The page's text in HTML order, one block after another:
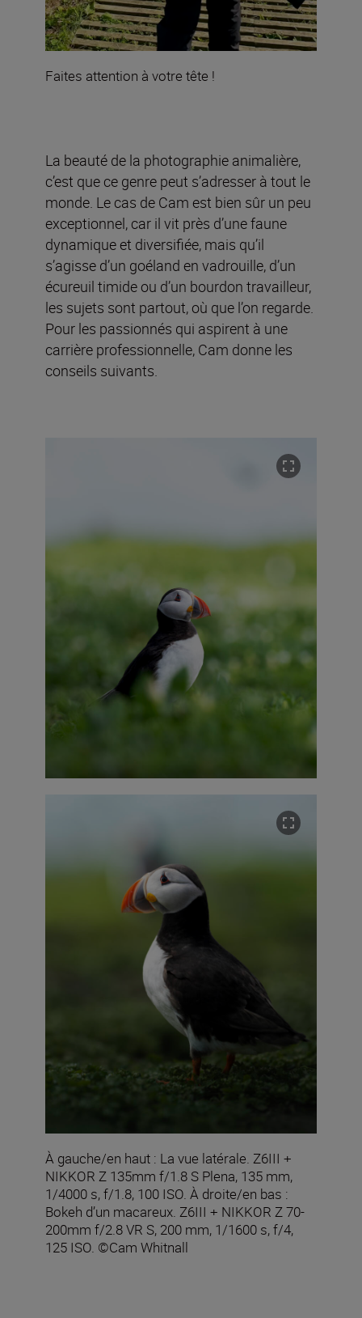
Faites attention à votre tête !
La beauté de la photographie animalière,
c’est que ce genre peut s’adresser à tout le
monde. Le cas de Cam est bien sûr un peu
exceptionnel, car il vit près d’une faune
dynamique et diversifiée, mais qu’il
s’agisse d’un goéland en vadrouille, d’un
écureuil timide ou d’un bourdon travailleur,
les sujets sont partout, où que l’on regarde.
Pour les passionnés qui aspirent à une
carrière professionnelle, Cam donne les
conseils suivants.
À gauche/en haut : La vue latérale. Z6III +
NIKKOR Z 135mm f/1.8 S Plena, 135 mm,
1/4000 s, f/1.8, 100 ISO. À droite/en bas :
Bokeh d’un macareux. Z6III + NIKKOR Z 70-
200mm f/2.8 VR S, 200 mm, 1/1600 s, f/4,
125 ISO. ©Cam Whitnall